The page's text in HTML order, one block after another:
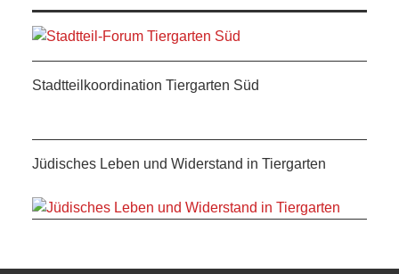
SPONSORING
Stadtteilkoordination Tiergarten Süd
Jüdisches Leben und Widerstand in Tiergarten